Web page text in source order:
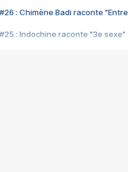
#26 : Chimène Badi raconte
#25 : Indochine raconte "3e sexe"